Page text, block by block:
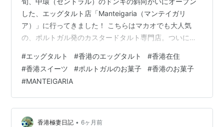
した、エッグタルト店「Manteigaria（マンテイガリ
ア）」に行ってきました！ こちらはマカオでも大人気
の、ポルトガル発のカスタードタルト専門店。ついに香
め、早速列に並んでみることに。。。 オープンしたてと
いうこともあり、焼き立てを待つ人たちでとても賑わっ
ていました！ 超人気レトロ葡撻（ポルトガル式エッグタ
ルト）専門店ということで、イラストも可愛くてずっと
気になっていたんです。 エッグタルトはホロホロのタル
ト生地よりもパイ生地派なので…
#エッグタルト #香港のエッグタルト #香港在住
#香港スイーツ #ポルトガルのお菓子 #香港のお菓子
#MANTEIGARIA
香港極妻日記 • 6ヶ月前